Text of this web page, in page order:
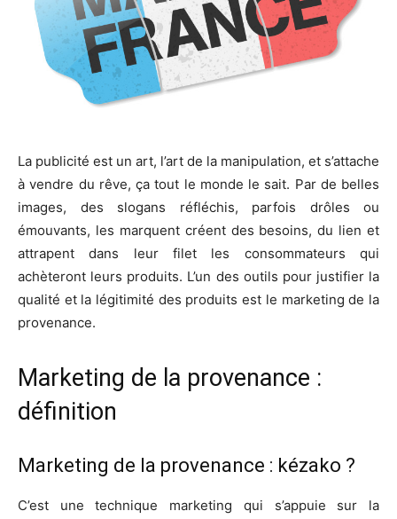
La publicité est un art, l’art de la manipulation, et s’attache
à vendre du rêve, ça tout le monde le sait. Par de belles
images, des slogans réfléchis, parfois drôles ou
émouvants, les marquent créent des besoins, du lien et
attrapent dans leur filet les consommateurs qui
achèteront leurs produits. L’un des outils pour justifier la
qualité et la légitimité des produits est le marketing de la
provenance.
Marketing de la provenance :
définition
Marketing de la provenance : kézako ?
C’est une technique marketing qui s’appuie sur la